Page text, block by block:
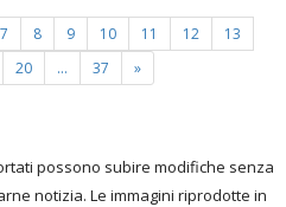
7 8 9 10 11 12
13
20 ... 37 »
possono subire modifiche senza
notizia. Le immagini riprodotte in